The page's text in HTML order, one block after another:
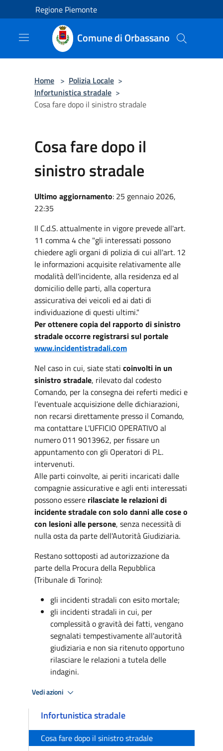
Salta al contenuto principale
Regione Piemonte
Comune di Orbassano
Home > Polizia Locale >
Infortunistica stradale >
Cosa fare dopo il sinistro stradale
Cosa fare dopo il
sinistro stradale
Ultimo aggiornamento: 25 gennaio 2026,
22:35
Il C.d.S. attualmente in vigore prevede all'art.
11 comma 4 che "gli interessati possono
chiedere agli organi di polizia di cui all'art. 12
le informazioni acquisite relativamente alle
modalità dell'incidente, alla residenza ed al
domicilio delle parti, alla copertura
assicurativa dei veicoli ed ai dati di
individuazione di questi ultimi."
Per ottenere copia del rapporto di sinistro
stradale occorre registrarsi sul portale
www.incidentistradali.com
Nel caso in cui, siate stati coinvolti in un
sinistro stradale, rilevato dal codesto
Comando, per la consegna dei referti medici e
l’eventuale acquisizione delle dichiarazioni,
non recarsi direttamente presso il Comando,
ma contattare L'UFFICIO OPERATIVO al
numero 011 9013962, per fissare un
appuntamento con gli Operatori di P.L.
intervenuti.
Alle parti coinvolte, ai periti incaricati dalle
compagnie assicurative e agli enti interessati
possono essere rilasciate le relazioni di
incidente stradale con solo danni alle cose o
con lesioni alle persone, senza necessità di
nulla osta da parte dell'Autorità Giudiziaria.
Restano sottoposti ad autorizzazione da
parte della Procura della Repubblica
(Tribunale di Torino):
gli incidenti stradali con esito mortale;
gli incidenti stradali in cui, per
complessità o gravità dei fatti, vengano
segnalati tempestivamente all'autorità
giudiziaria e non sia ritenuto opportuno
rilasciare le relazioni a tutela delle
indagini.
Vedi azioni
Infortunistica stradale
Cosa fare dopo il sinistro stradale